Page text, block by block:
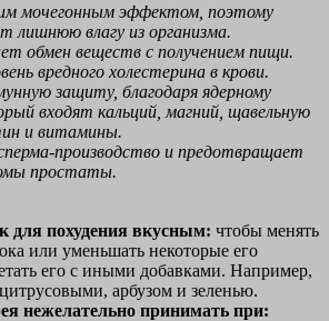
мочегонным эффектом, поэтому
лишнюю влагу из организма.
обмен веществ с получением пищи.
вредного холестерина в крови.
защиту, благодаря ядерному
входят кальций, магний, щавельную
и витамины.
производство и предотвращает
простаты.
для похудения вкусным: чтобы менять
или уменьшать некоторые его
его с иными добавками. Например,
арбузом и зеленью.
нежелательно принимать при: